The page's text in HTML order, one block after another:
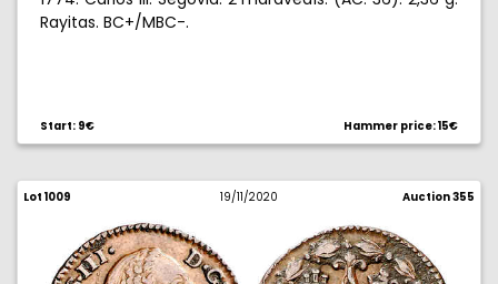
Rayitas. BC+/MBC-.
Start: 9€ Hammer price: 15€
Lot 1009 19/11/2020 Auction 355